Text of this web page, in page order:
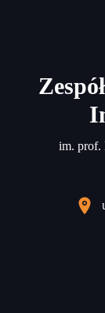
im. prof.